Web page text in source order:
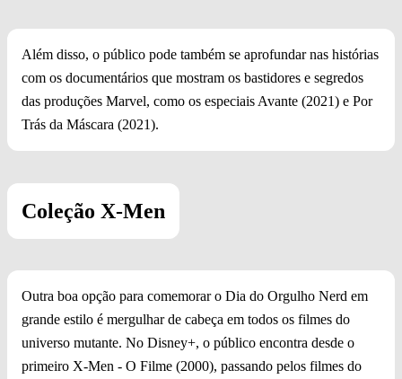
Além disso, o público pode também se aprofundar nas histórias
com os documentários que mostram os bastidores e segredos
das produções Marvel, como os especiais Avante (2021) e Por
Trás da Máscara (2021).
Coleção X-Men
Outra boa opção para comemorar o Dia do Orgulho Nerd em
grande estilo é mergulhar de cabeça em todos os filmes do
universo mutante. No Disney+, o público encontra desde o
primeiro X-Men - O Filme (2000), passando pelos filmes do